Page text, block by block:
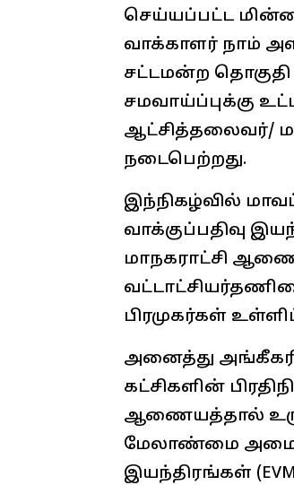
செய்யப்பட்ட
வாக்காளர் நாம்
சட்டமன்ற தொகுதி
சமவாய்ப்புக்கு
ஆட்சித்தலைவர்/
நடைபெற்றது.
இந்நிகழ்வில்
வாக்குப்பதிவு
மாநகராட்சி
பிரமுகர்கள்
அனைத்து
கட்சிகளின்
ஆணையத்தால்
மேலாண்மை
இயந்திரங்கள்